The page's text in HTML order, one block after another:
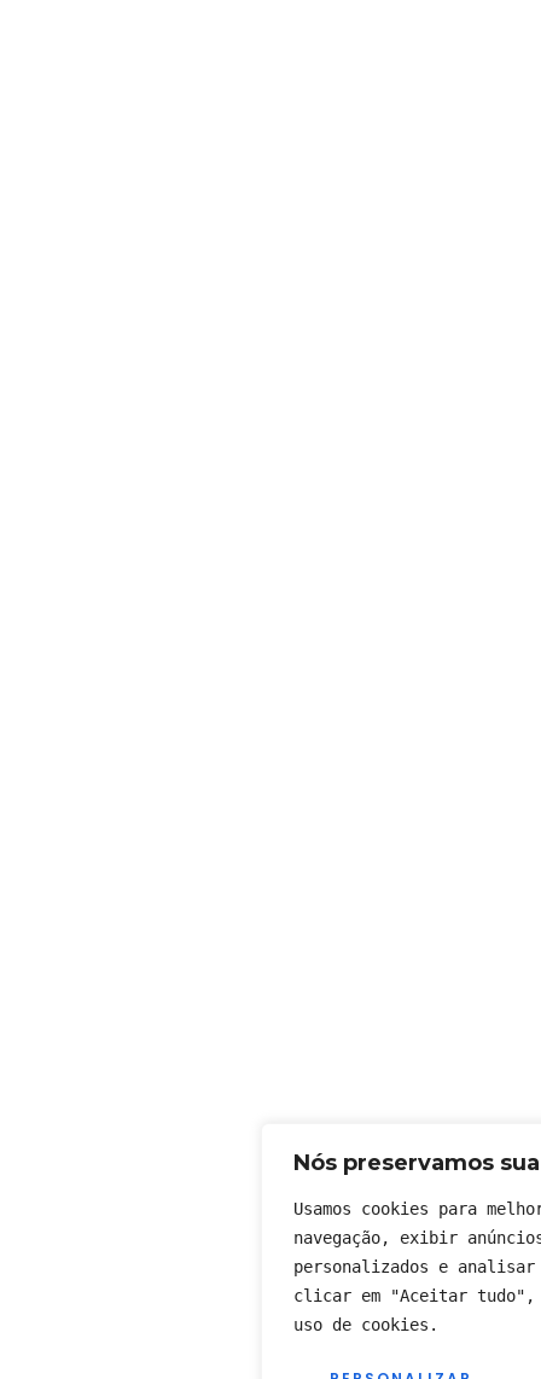
Nós preservamos
Usamos cookies para
navegação, exibir
personalizados e
clicar em "Aceitar tudo",
uso de cookies.